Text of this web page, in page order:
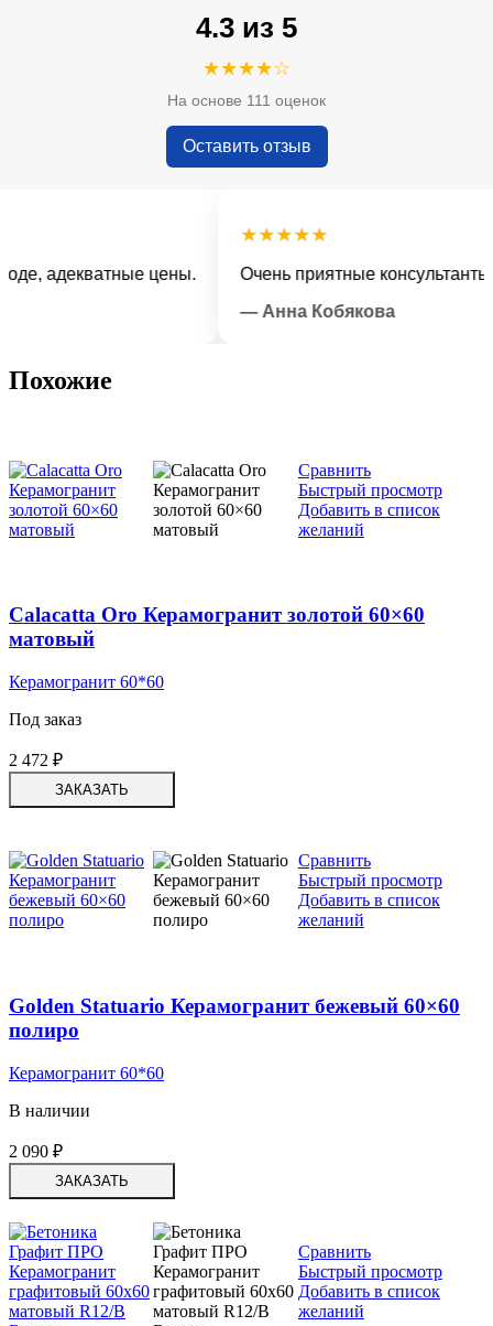
4.3 из 5
★★★★☆
На основе 111 оценок
Оставить отзыв
адекватные цены.
★★★★★
Очень приятные консультанты и
— Анна Кобякова
Похожие
Сравнить
Быстрый просмотр
Добавить в список
желаний
Calacatta Oro Керамогранит золотой 60×60
матовый
Керамогранит 60*60
Под заказ
2 472 ₽
ЗАКАЗАТЬ
Сравнить
Быстрый просмотр
Добавить в список
желаний
Golden Statuario Керамогранит бежевый 60×60
полиро
Керамогранит 60*60
В наличии
2 090 ₽
ЗАКАЗАТЬ
Сравнить
Быстрый просмотр
Добавить в список
желаний